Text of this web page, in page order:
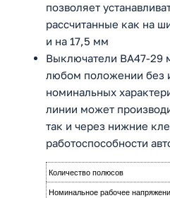
позволяет
рассчитанные как на
и на 17,5 мм
Выключатели ВА47-29
любом положении без
номинальных
линии может
так и через нижние
работоспособности
Количество полюсов
Номинальное рабочее